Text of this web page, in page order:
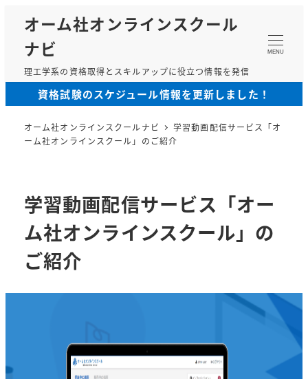
ン
オーム社オンラインスクール
ナビ
理工学系の資格取得とスキルアップに役立つ情報を発信
MENU
資格試験のスケジュール情報を更新しました！
オーム社オンラインスクールナビ
学習動画配信サービス「オ
ーム社オンラインスクール」のご紹介
学習動画配信サービス「オー
ム社オンラインスクール」の
ご紹介